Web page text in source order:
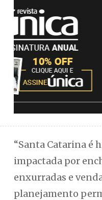
“Santa Catarina é
impactada por
enxurradas e
planejamento